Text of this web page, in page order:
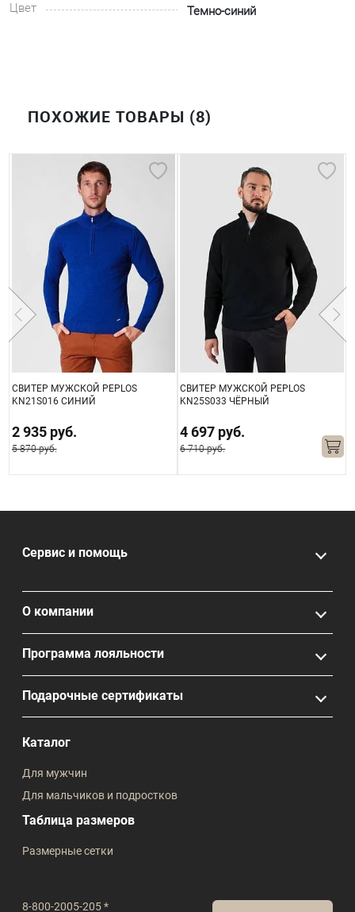
Цвет
Темно-синий
ПОХОЖИЕ ТОВАРЫ (8)
СВИТЕР МУЖСКОЙ PEPLOS
KN21S016 СИНИЙ
2 935 руб.
5 870 руб.
СВИТЕР МУЖСКОЙ PEPLOS
KN25S033 ЧЁРНЫЙ
4 697 руб.
6 710 руб.
8-800-2005-205 *
Сервис и помощь
О компании
Программа лояльности
Подарочные сертификаты
Каталог
Для мужчин
Для мальчиков и подростков
Таблица размеров
Размерные сетки